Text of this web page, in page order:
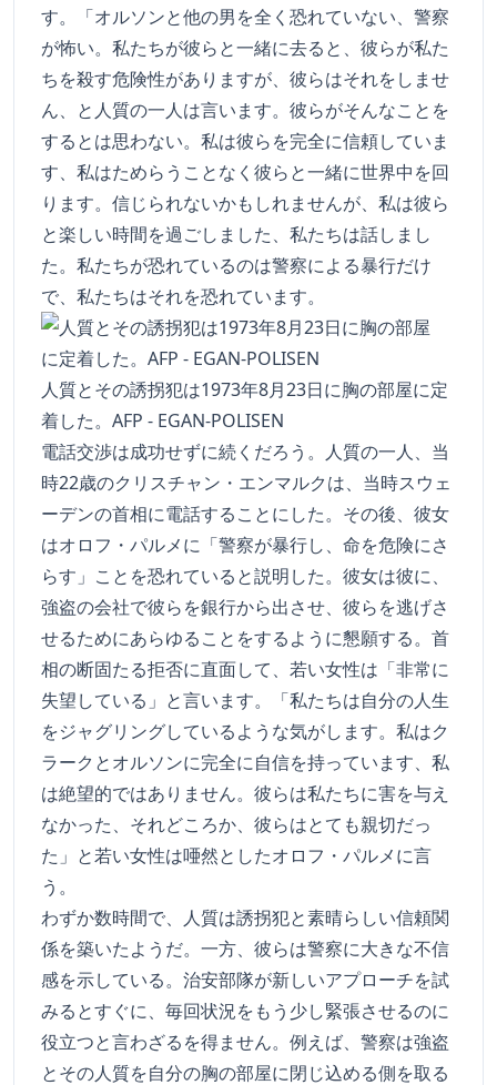
す。「オルソンと他の男を全く恐れていない、警察
が怖い。私たちが彼らと一緒に去ると、彼らが私た
ちを殺す危険性がありますが、彼らはそれをしませ
ん、と人質の一人は言います。彼らがそんなことを
するとは思わない。私は彼らを完全に信頼していま
す、私はためらうことなく彼らと一緒に世界中を回
ります。信じられないかもしれませんが、私は彼ら
と楽しい時間を過ごしました、私たちは話しまし
た。私たちが恐れているのは警察による暴行だけ
で、私たちはそれを恐れています。
人質とその誘拐犯は1973年8月23日に胸の部屋に定
着した。AFP - EGAN-POLISEN
電話交渉は成功せずに続くだろう。人質の一人、当
時22歳のクリスチャン・エンマルクは、当時スウェ
ーデンの首相に電話することにした。その後、彼女
はオロフ・パルメに「警察が暴行し、命を危険にさ
らす」ことを恐れていると説明した。彼女は彼に、
強盗の会社で彼らを銀行から出させ、彼らを逃げさ
せるためにあらゆることをするように懇願する。首
相の断固たる拒否に直面して、若い女性は「非常に
失望している」と言います。「私たちは自分の人生
をジャグリングしているような気がします。私はク
ラークとオルソンに完全に自信を持っています、私
は絶望的ではありません。彼らは私たちに害を与え
なかった、それどころか、彼らはとても親切だっ
た」と若い女性は唖然としたオロフ・パルメに言
う。
わずか数時間で、人質は誘拐犯と素晴らしい信頼関
係を築いたようだ。一方、彼らは警察に大きな不信
感を示している。治安部隊が新しいアプローチを試
みるとすぐに、毎回状況をもう少し緊張させるのに
役立つと言わざるを得ません。例えば、警察は強盗
とその人質を自分の胸の部屋に閉じ込める側を取る